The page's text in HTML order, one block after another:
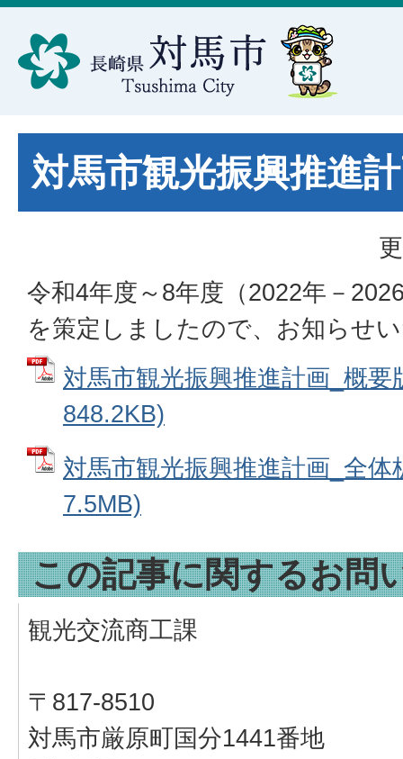
対馬市観光振興推進
令和4年度～8年度（2022年－
を策定しましたので、お知らせ
対馬市観光振興推進計画_概
848.2KB)
対馬市観光振興推進計画_全
7.5MB)
この記事に関するお問
観光交流商工課
〒817-8510
対馬市厳原町国分1441番地